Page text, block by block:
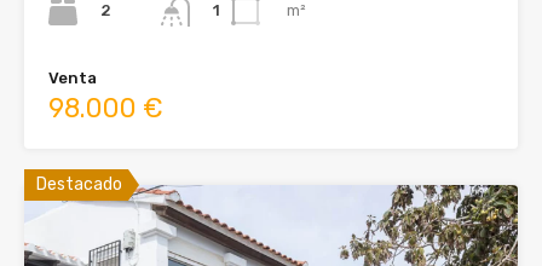
2
1
m²
Venta
98.000 €
Destacado